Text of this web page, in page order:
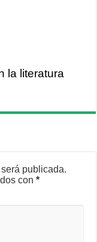
la literatura
publicada.
con*